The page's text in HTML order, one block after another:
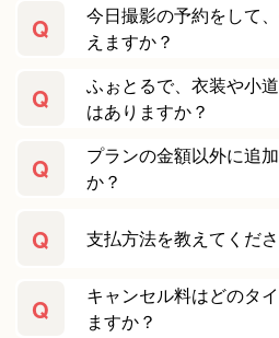
Q
今日撮影の予約をして
えますか？
Q
ふぉとるで、衣装や小
はありますか？
Q
プランの金額以外に追
か？
Q 支払方法を教えてくださ
Q
キャンセル料はどのタ
ますか？